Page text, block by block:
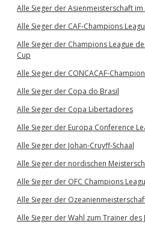
Alle Sieger der Asienmeisterschaft
Alle Sieger der CAF-Champions
Alle Sieger der Champions League
Cup
Alle Sieger der CONCACAF-
Alle Sieger der Copa do Brasil
Alle Sieger der Copa Libertadores
Alle Sieger der Europa Conference
Alle Sieger der Johan-Cruyff-Schaal
Alle Sieger der nordischen
Alle Sieger der OFC Champions
Alle Sieger der
Alle Sieger der Wahl zum Trainer des